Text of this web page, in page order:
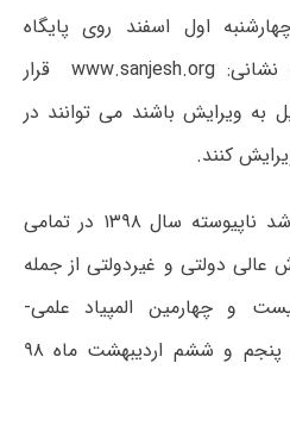
روز چهارشنبه اول اسفند روی پایگاه
اطلاع‌رسانی این سازمان به نشانی: www.sanjesh.org قرار
به ویرایش باشند می توانند در
کنند.
وی گفت: آزمون‌ کارشناسی‌ارشد ناپیوسته سال ۱۳۹۸ در تمامی
دولتی و غیردولتی از جمله
و چهارمین المپیاد علمی-
دانشجویی کشور در روزهای پنجم و ششم اردیبهشت ماه ۹۸